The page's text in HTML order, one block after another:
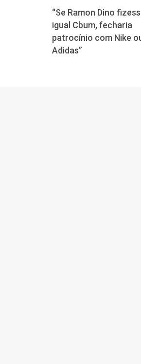
“Se Ramon Dino
igual Cbum, fecharia
patrocínio com Nike
Adidas”